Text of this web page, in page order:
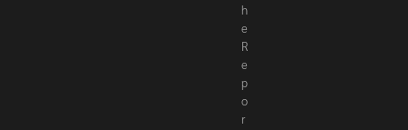
T
h
e
R
e
p